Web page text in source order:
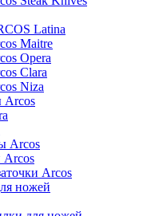
Latina
Maitre
Opera
Clara
Niza
Arcos
Arcos
Arcos
Arcos
ножей